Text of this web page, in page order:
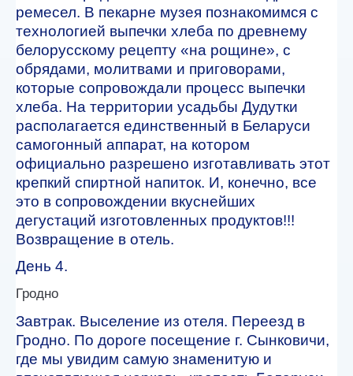
ремесел. В пекарне музея познакомимся с
технологией выпечки хлеба по древнему
белорусскому рецепту «на рощине», с
обрядами, молитвами и приговорами,
которые сопровождали процесс выпечки
хлеба. На территории усадьбы Дудутки
располагается единственный в Беларуси
самогонный аппарат, на котором
официально разрешено изготавливать этот
крепкий спиртной напиток. И, конечно, все
это в сопровождении вкуснейших
дегустаций изготовленных продуктов!!!
Возвращение в отель.
День 4.
Гродно
Завтрак. Выселение из отеля. Переезд в
Гродно. По дороге посещение г. Сынковичи,
где мы увидим самую знаменитую и